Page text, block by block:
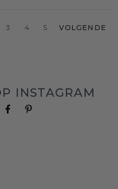
3 4 5 VOLGENDE
INSTAGRAM